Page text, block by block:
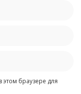
этом браузере для